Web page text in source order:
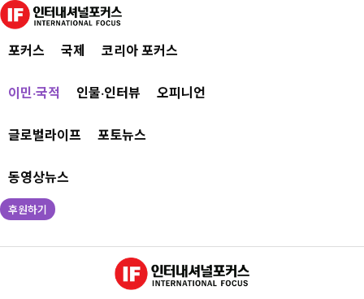
포커스 국제 코리아 포커스
이민·국적 인물·인터뷰 오피니언
글로벌라이프 포토뉴스
동영상뉴스
후원하기